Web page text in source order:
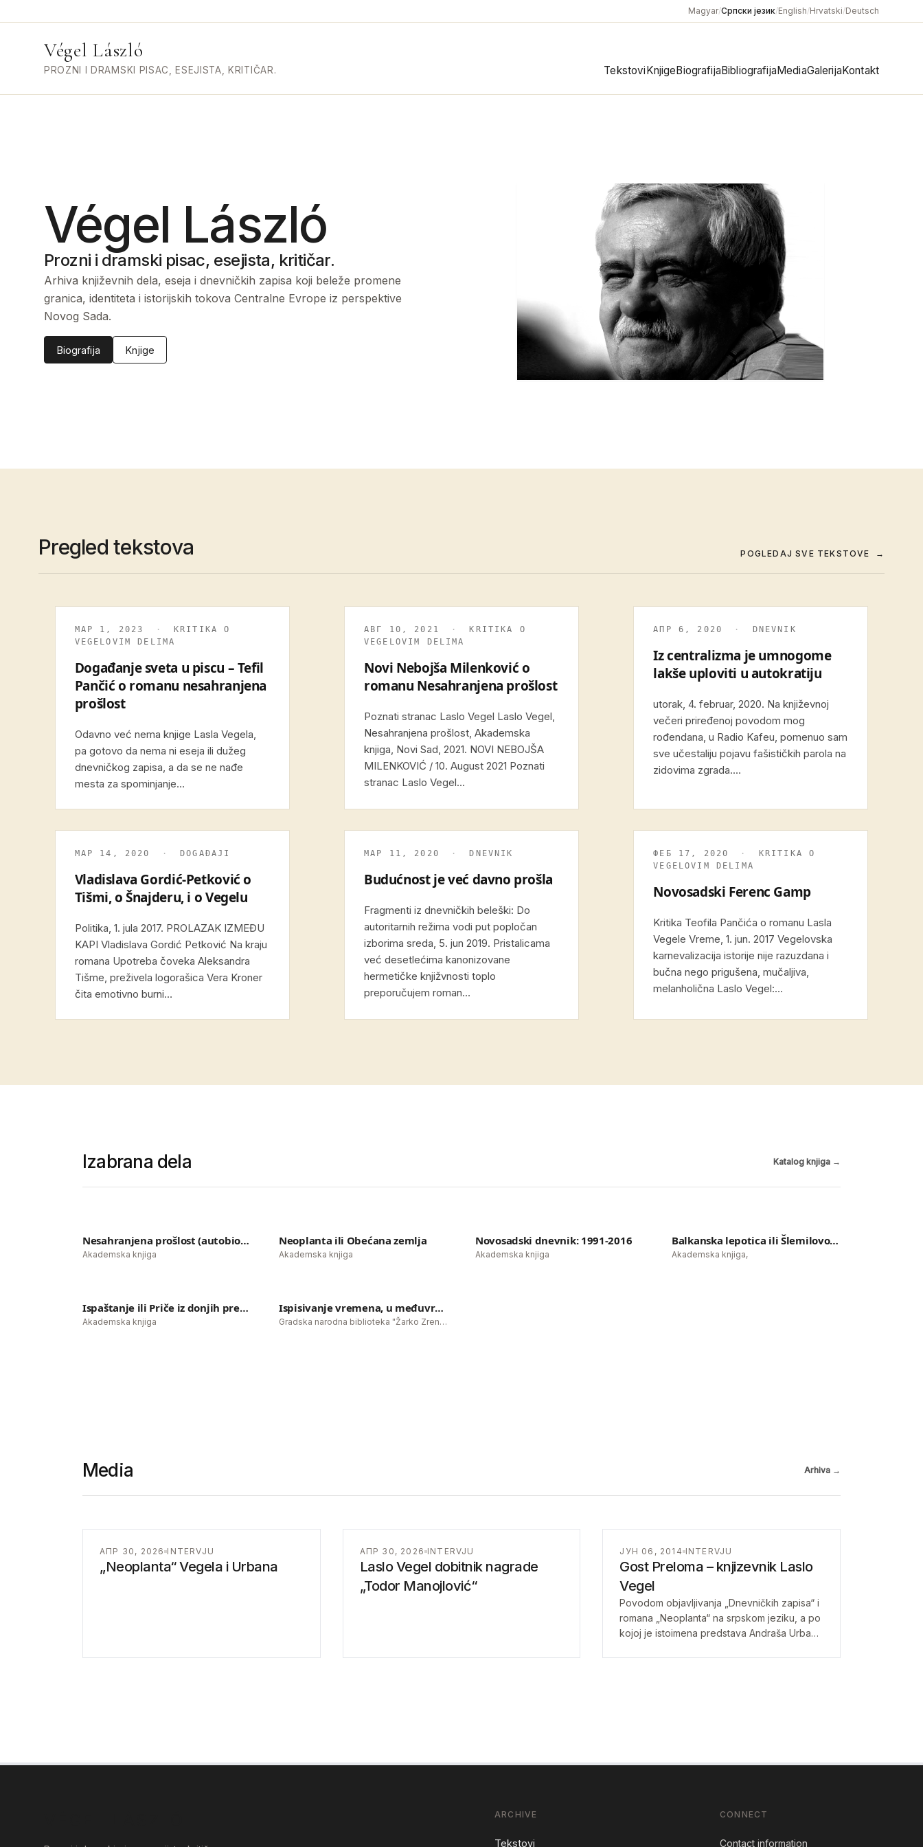
Magyar/Српски језик/English/Hrvatski/Deutsch
Végel László
PROZNI I DRAMSKI PISAC, ESEJISTA, KRITIČAR. TekstoviKnjigeBiografijaBibliografijaMediaGalerijaKontakt
Végel László
Prozni i dramski pisac, esejista, kritičar.
Arhiva književnih dela, eseja i dnevničkih zapisa koji beleže promene
granica, identiteta i istorijskih tokova Centralne Evrope iz perspektive
Novog Sada.
Biografija Knjige
Pregled tekstova POGLEDAJ SVE TEKSTOVE →
МАР 1, 2023 ·
KRITIKA O
VEGELOVIM DELIMA
Događanje sveta u piscu – Tefil
Pančić o romanu nesahranjena
prošlost
Odavno već nema knjige Lasla Vegela,
pa gotovo da nema ni eseja ili dužeg
dnevničkog zapisa, a da se ne nađe
mesta za spominjanje…
АВГ 10, 2021 ·
KRITIKA O
VEGELOVIM DELIMA
Novi Nebojša Milenković o
romanu Nesahranjena prošlost
Poznati stranac Laslo Vegel Laslo Vegel,
Nesahranjena prošlost, Akademska
knjiga, Novi Sad, 2021. NOVI NEBOJŠA
MILENKOVIĆ / 10. August 2021 Poznati
stranac Laslo Vegel…
АПР 6, 2020 · DNEVNIK
Iz centralizma je umnogome
lakše uploviti u autokratiju
utorak, 4. februar, 2020. Na književnoj
večeri priređenoj povodom mog
rođendana, u Radio Kafeu, pomenuo sam
sve učestaliju pojavu fašističkih parola na
zidovima zgrada.…
МАР 14, 2020 · DOGAĐAJI
Vladislava Gordić-Petković o
Tišmi, o Šnajderu, i o Vegelu
Politika, 1. jula 2017. PROLAZAK IZMEĐU
KAPI Vladislava Gordić Petković Na kraju
romana Upotreba čoveka Aleksandra
Tišme, preživela logorašica Vera Kroner
čita emotivno burni…
МАР 11, 2020 · DNEVNIK
Budućnost je već davno prošla
Fragmenti iz dnevničkih beleški: Do
autoritarnih režima vodi put popločan
izborima sreda, 5. jun 2019. Pristalicama
već desetlećima kanonizovane
hermetičke knjižvnosti toplo
preporučujem roman…
ФЕБ 17, 2020 ·
KRITIKA O
VEGELOVIM DELIMA
Novosadski Ferenc Gamp
Kritika Teofila Pančića o romanu Lasla
Vegele Vreme, 1. jun. 2017 Vegelovska
karnevalizacija istorije nije razuzdana i
bučna nego prigušena, mučaljiva,
melanholična Laslo Vegel:…
Izabrana dela Katalog knjiga →
ESEJISTIČKA PROZA
Nesahranjena prošlost (autobiografski roman)
Akademska knjiga
Neoplanta ili Obećana zemlja
Akademska knjiga
Novosadski dnevnik: 1991-2016
Akademska knjiga
Balkanska lepotica ili Šlemilovo kopile
Akademska knjiga,
Ispaštanje ili Priče iz donjih predela: berlinski tekstovi
Akademska knjiga
Ispisivanje vremena, u međuvremenu
Gradska narodna biblioteka "Žarko Zrenjanin"
Media Arhiva →
АПР 30, 2026 INTERVJU
„Neoplanta“ Vegela i Urbana
АПР 30, 2026 INTERVJU
Laslo Vegel dobitnik nagrade
„Todor Manojlović“
ЈУН 06, 2014 INTERVJU
Gost Preloma – knjizevnik Laslo
Vegel
Povodom objavljivanja „Dnevničkih zapisa“ i
romana „Neoplanta“ na srpskom jeziku, a po
kojoj je istoimena predstava Andraša Urbana
ARCHIVE
Tekstovi
CONNECT
Contact information